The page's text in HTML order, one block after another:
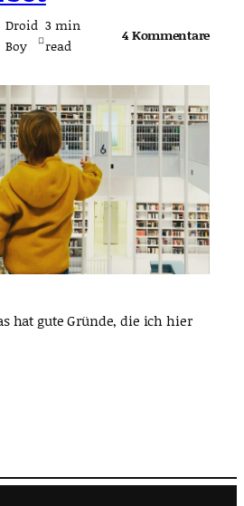
Droid
Boy
3 min
read
4 Kommentare
hat gute Gründe, die ich hier